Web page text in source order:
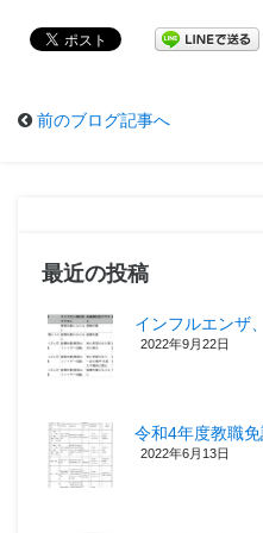
前のブログ記事へ
最近の投稿
インフルエンザ
2022年9月22日
令和4年度教職免
2022年6月13日